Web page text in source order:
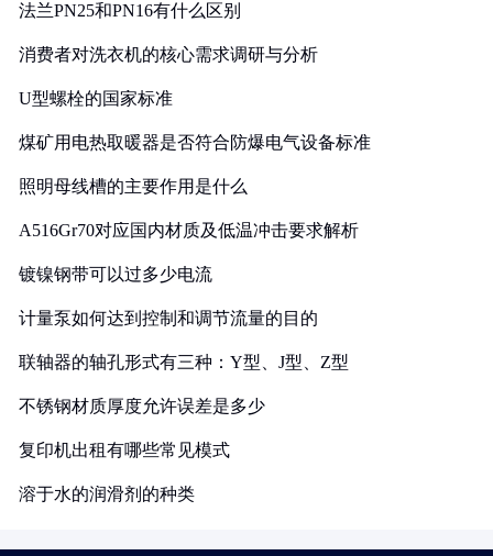
法兰PN25和PN16有什么区别
消费者对洗衣机的核心需求调研与分析
U型螺栓的国家标准
煤矿用电热取暖器是否符合防爆电气设备标准
照明母线槽的主要作用是什么
A516Gr70对应国内材质及低温冲击要求解析
镀镍钢带可以过多少电流
计量泵如何达到控制和调节流量的目的
联轴器的轴孔形式有三种：Y型、J型、Z型
不锈钢材质厚度允许误差是多少
复印机出租有哪些常见模式
溶于水的润滑剂的种类